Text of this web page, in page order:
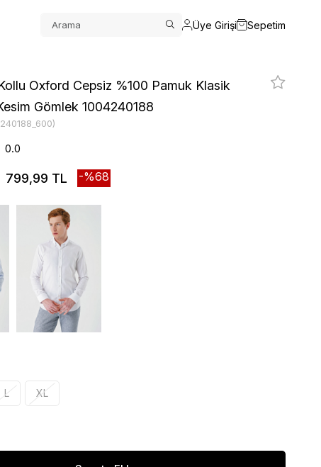
Üye Girişi Sepetim
Oxford Cepsiz %100 Pamuk Klasik
Gömlek 1004240188
0.0
799,99 TL 68
L XL